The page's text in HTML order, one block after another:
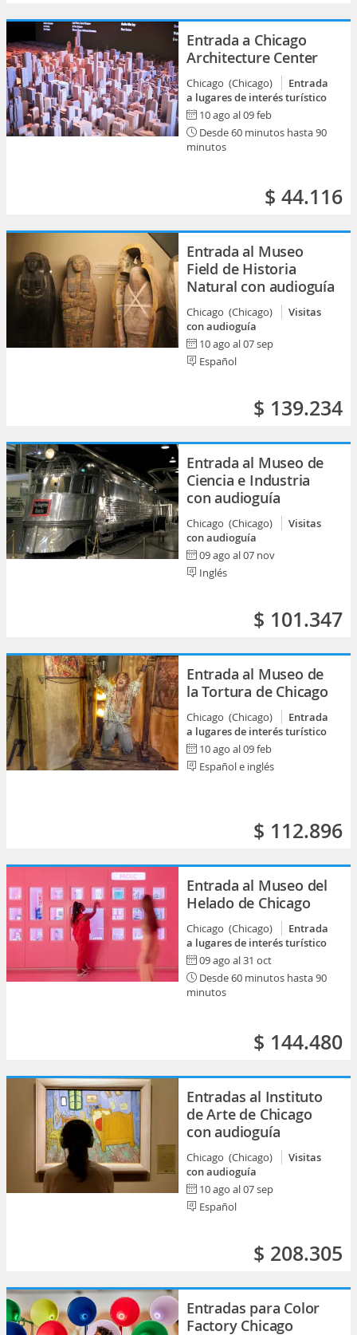
Entrada a Chicago
Architecture Center
Chicago (Chicago)
Entrada
a lugares de interés turístico
10 ago al 09 feb
Desde 60 minutos hasta 90
minutos
$ 44.116
Entrada al Museo
Field de Historia
Natural con audioguía
Chicago (Chicago)
Visitas
con audioguía
10 ago al 07 sep
Español
$ 139.234
Entrada al Museo de
Ciencia e Industria
con audioguía
Chicago (Chicago)
Visitas
con audioguía
09 ago al 07 nov
Inglés
$ 101.347
Entrada al Museo de
la Tortura de Chicago
Chicago (Chicago)
Entrada
a lugares de interés turístico
10 ago al 09 feb
Español e inglés
$ 112.896
Entrada al Museo del
Helado de Chicago
Chicago (Chicago)
Entrada
a lugares de interés turístico
09 ago al 31 oct
Desde 60 minutos hasta 90
minutos
$ 144.480
Entradas al Instituto
de Arte de Chicago
con audioguía
Chicago (Chicago)
Visitas
con audioguía
10 ago al 07 sep
Español
$ 208.305
Entradas para Color
Factory Chicago